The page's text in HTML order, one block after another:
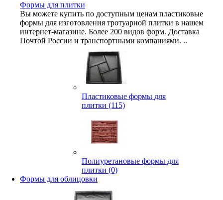
Формы для плитки
Вы можете купить по доступным ценам пластиковые
формы для изготовления тротуарной плитки в нашем
интернет-магазине. Более 200 видов форм. Доставка
Почтой России и транспортными компаниями. ..
Пластиковые формы для
плитки (115)
Полиуретановые формы для
плитки (0)
Формы для облицовки